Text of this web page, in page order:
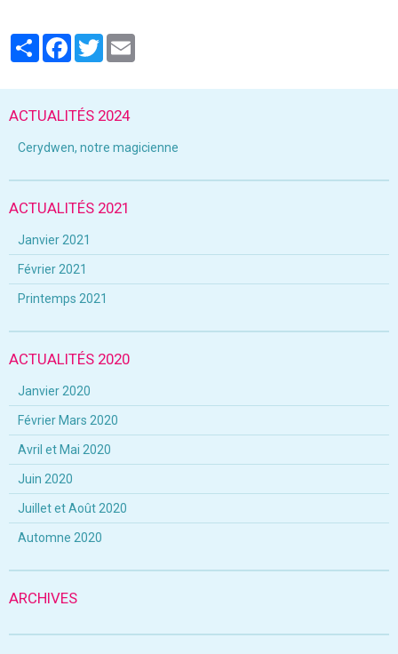
PartagerFacebook
Twitter
ACTUALITÉS 2024
Cerydwen, notre magicienne
ACTUALITÉS 2021
Janvier 2021
Février 2021
Printemps 2021
ACTUALITÉS 2020
Janvier 2020
Février Mars 2020
Avril et Mai 2020
Juin 2020
Juillet et Août 2020
Automne 2020
ARCHIVES